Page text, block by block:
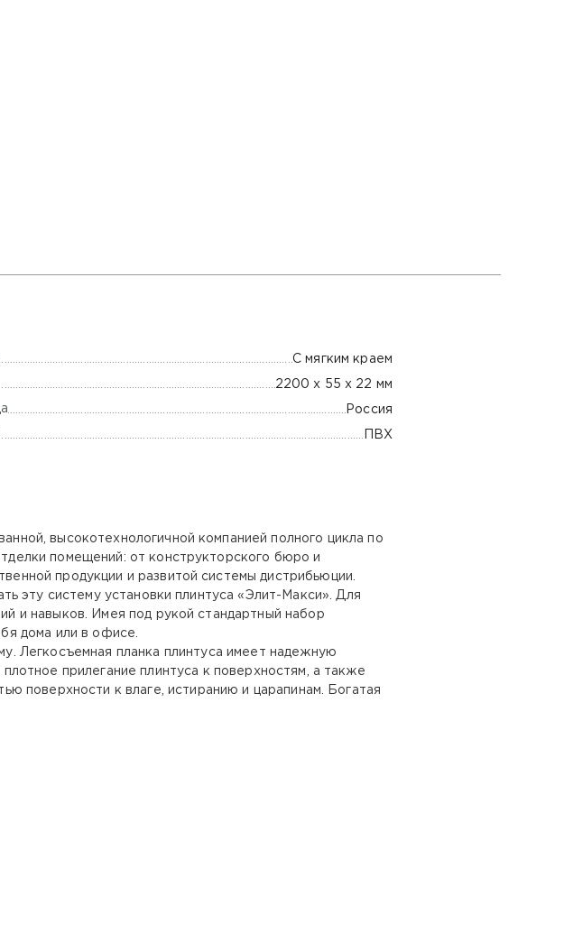
С мягким краем
2200 х 55 х 22 мм
Россия
ПВХ
высокотехнологичной компанией полного цикла по
помещений: от конструкторского бюро и
продукции и развитой системы дистрибьюции.
эту систему установки плинтуса «Элит-Макси». Для
и навыков. Имея под рукой стандартный набор
дома или в офисе.
Легкосъемная планка плинтуса имеет надежную
прилегание плинтуса к поверхностям, а также
поверхности к влаге, истиранию и царапинам. Богатая